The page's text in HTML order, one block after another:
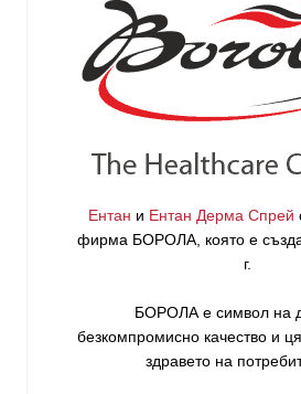
Ентан и Ентан Дерма Спрей
фирма БОРОЛА , която е
г.
БОРОЛА е символ на
безкомпромисно качество и
здравето на